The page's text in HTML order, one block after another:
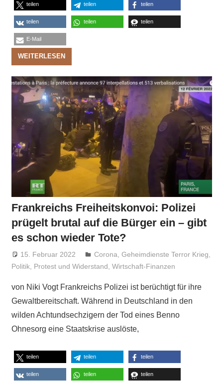
teilen teilen teilen
teilen teilen teilen
E-Mail
WEITERLESEN
Frankreichs Freiheitskonvoi: Polizei
prügelt brutal auf die Bürger ein – gibt
es schon wieder Tote?
15. Februar 2022 Niki Vogt
Corona ,Geheimdienste Terror Krieg
Politik, Protest und Widerstand Wirtschaft-Finanzen
von Niki Vogt Frankreichs Polizei ist berüchtigt für ihre
Gewaltbereitschaft. Während in Deutschland in den
wilden Achtundsechzigern der Tod eines Benno
Ohnesorg eine Staatskrise auslöste,
teilen teilen teilen
teilen teilen teilen